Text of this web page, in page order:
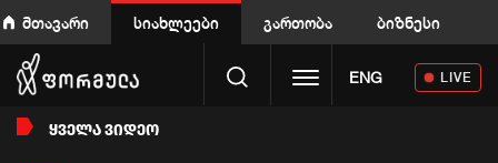
მთავარი სიახლეები გართობა ბიზნესი
Toggle navigation
ENG LIVE
ᲧᲕᲔᲚᲐ ᲕᲘᲓᲔᲝ